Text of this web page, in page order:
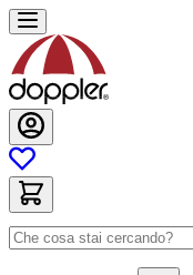
Salta
al
contenuto